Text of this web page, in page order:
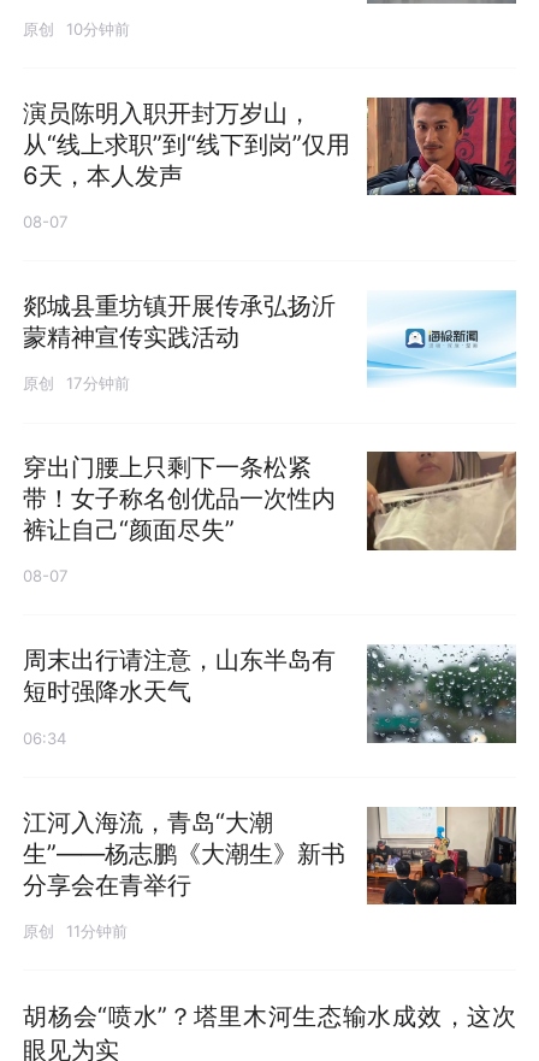
原创 10分钟前
演员陈明入职开封万岁山，
从“线上求职”到“线下到岗”仅用
6天，本人发声
08-07
郯城县重坊镇开展传承弘扬沂
蒙精神宣传实践活动
原创 17分钟前
穿出门腰上只剩下一条松紧
带！女子称名创优品一次性内
裤让自己“颜面尽失”
08-07
周末出行请注意，山东半岛有
短时强降水天气
06:34
江河入海流，青岛“大潮
生”——杨志鹏《大潮生》新书
分享会在青举行
原创 11分钟前
胡杨会“喷水”？塔里木河生态输水成效，这次
眼见为实